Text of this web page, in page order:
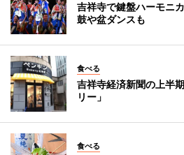
吉祥寺で鍵盤ハーモニ
鼓や盆ダンスも
食べる
吉祥寺経済新聞の上半
リー」
食べる